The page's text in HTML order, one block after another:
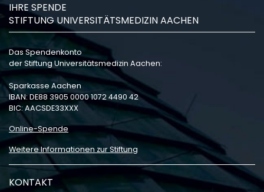
IHRE SPENDE
STIFTUNG UNIVERSITÄTSMEDIZIN AACHEN
Das Spendenkonto
der Stiftung Universitätsmedizin Aachen:
Sparkasse Aachen
IBAN: DE88 3905 0000 1072 4490 42
BIC: AACSDE33XXX
Online-Spende
Weitere Informationen zur Stiftung
KONTAKT